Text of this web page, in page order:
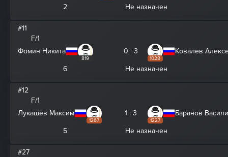
2 Не назначен
#11
F/1
Фомин Никита
819
0 : 3
1028
Ковалев
6 Не назначен
#12
F/1
Лукашев Максим
1267
1 : 3
1227
Баранов
5 Не назначен
#27